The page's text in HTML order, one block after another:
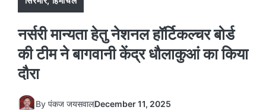
नर्सरी मान्यता हेतु नेशनल हॉर्टिकल्चर बोर्ड
की टीम ने बागवानी केंद्र धौलाकुआं का किया
दौरा
By पंकज जयसवालDecember 11, 2025